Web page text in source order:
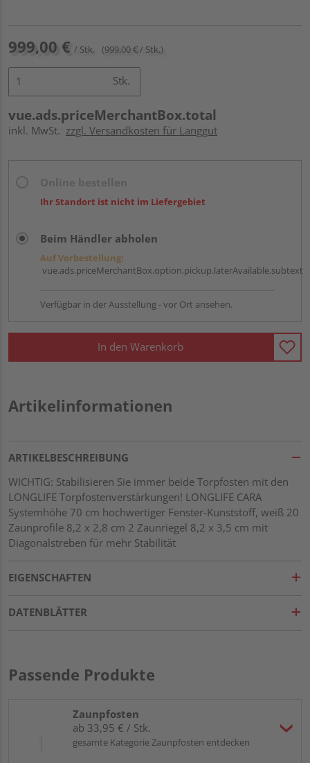
999,00 € / Stk. (999,00 € / Stk.)
Stk.
vue.ads.priceMerchantBox.total
inkl. MwSt. zzgl. Versandkosten für Langgut
Ihr Standort ist nicht im Liefergebiet
Beim Händler abholen
Auf Vorbestellung:
vue.ads.priceMerchantBox.option.pickup.laterAvailable.subtext
Verfügbar in der Ausstellung - vor Ort ansehen.
In den Warenkorb
Artikelinformationen
ARTIKELBESCHREIBUNG
WICHTIG: Stabilisieren Sie immer beide Torpfosten mit den
LONGLIFE Torpfostenverstärkungen! LONGLIFE CARA
Systemhöhe 70 cm hochwertiger Fenster-Kunststoff, weiß 20
Zaunprofile 8,2 x 2,8 cm 2 Zaunriegel 8,2 x 3,5 cm mit
Diagonalstreben für mehr Stabilität
EIGENSCHAFTEN
DATENBLÄTTER
Passende Produkte
Zaunpfosten
ab 33,95 € / Stk.
gesamte Kategorie Zaunpfosten entdecken